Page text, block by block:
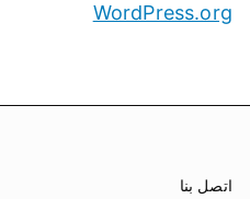
WordPress.org
اتصل بنا